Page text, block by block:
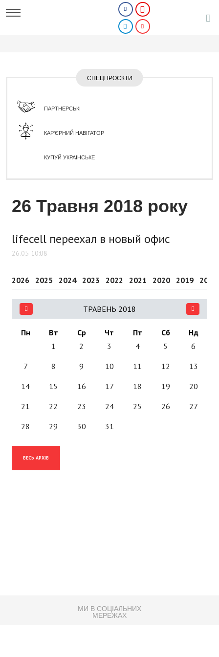
СПЕЦПРОЄКТИ
ПАРТНЕРСЬКІ
КАР'ЄРНИЙ НАВІГАТОР
КУПУЙ УКРАЇНСЬКЕ
26 Травня 2018 року
lifecell переехал в новый офис
26.05 10:08
2026 2025 2024 2023 2022 2021 2020 2019 2018
ТРАВЕНЬ 2018
Пн Вт Ср Чт Пт Сб
Нд
1
2 3 4 5 6
7 8 9 10 11 12 13
14 15 16 17 18 19 20
21 22 23 24 25 26 27
28 29 30 31
ВЕСЬ АРХІВ
МИ В СОЦІАЛЬНИХ
МЕРЕЖАХ